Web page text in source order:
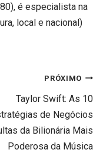
é especialista na
local e nacional)
PRÓXIMO
Taylor Swift: As 10
de Negócios
da Bilionária Mais
Poderosa da Música